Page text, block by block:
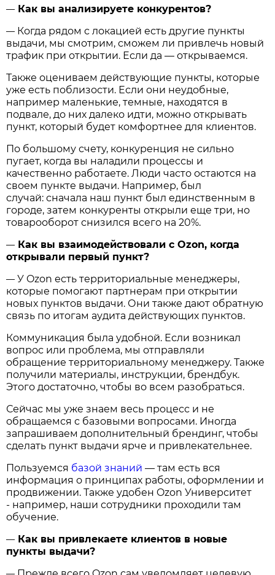
— Как вы анализируете конкурентов?
— Когда рядом с локацией есть другие пункты
выдачи, мы смотрим, сможем ли привлечь новый
трафик при открытии. Если да — открываемся.
Также оцениваем действующие пункты, которые
уже есть поблизости. Если они неудобные,
например маленькие, темные, находятся в
подвале, до них далеко идти, можно открывать
пункт, который будет комфортнее для клиентов.
По большому счету, конкуренция не сильно
пугает, когда вы наладили процессы и
качественно работаете. Люди часто остаются на
своем пункте выдачи. Например, был
случай: сначала наш пункт был единственным в
городе, затем конкуренты открыли еще три, но
товарооборот снизился всего на 20%.
— Как вы взаимодействовали с Ozon, когда
открывали первый пункт?
— У Ozon есть территориальные менеджеры,
которые помогают партнерам при открытии
новых пунктов выдачи. Они также дают обратную
связь по итогам аудита действующих пунктов.
Коммуникация была удобной. Если возникал
вопрос или проблема, мы отправляли
обращение территориальному менеджеру. Также
получили материалы, инструкции, брендбук.
Этого достаточно, чтобы во всем разобраться.
Сейчас мы уже знаем весь процесс и не
обращаемся с базовыми вопросами. Иногда
запрашиваем дополнительный брендинг, чтобы
сделать пункт выдачи ярче и привлекательнее.
Пользуемся базой знаний — там есть вся
информация о принципах работы, оформлении и
продвижении. Также удобен Ozon Университет
- например, наши сотрудники проходили там
обучение.
— Как вы привлекаете клиентов в новые
пункты выдачи?